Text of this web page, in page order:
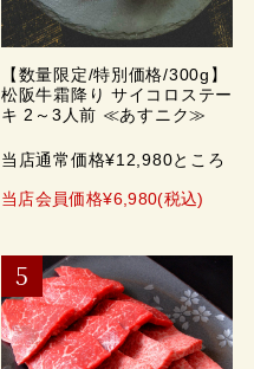
【数量限定/特別価格/300g】
松阪牛霜降り サイコロステー
キ 2～3人前 ≪あすニク≫
当店通常価格¥12,980ところ
当店会員価格¥6,980(税込)